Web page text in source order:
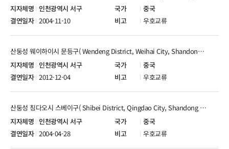
인천광역시 서구 중국
2004-11-10 우호교류
인천광역시 서구 중국
산둥성 웨이하이시 문등구( Wendeng District, Weihai City, Shandong Province )
2012-12-04 우호교류
인천광역시 서구 중국
산둥성 칭다오시 스베이구( Shibei District, Qingdao City, Shandong Province )
2004-04-28 우호교류